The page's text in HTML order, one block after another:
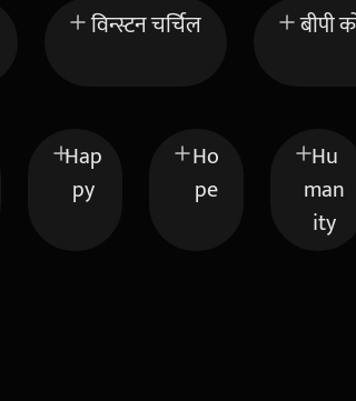
विन्स्टन चर्चिल बीपी
Hap
py
Ho
pe
Hu
man
ity